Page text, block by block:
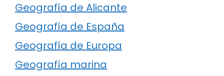
Geografía de Alicante
Geografía de España
Geografía de Europa
Geografía marina